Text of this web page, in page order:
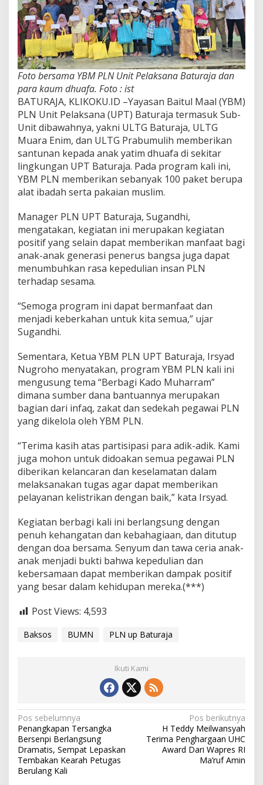
Foto bersama YBM PLN Unit Pelaksana Baturaja dan
para kaum dhuafa. Foto : ist
BATURAJA, KLIKOKU.ID –Yayasan Baitul Maal (YBM)
PLN Unit Pelaksana (UPT) Baturaja termasuk Sub-
Unit dibawahnya, yakni ULTG Baturaja, ULTG
Muara Enim, dan ULTG Prabumulih memberikan
santunan kepada anak yatim dhuafa di sekitar
lingkungan UPT Baturaja. Pada program kali ini,
YBM PLN memberikan sebanyak 100 paket berupa
alat ibadah serta pakaian muslim.
Manager PLN UPT Baturaja, Sugandhi,
mengatakan, kegiatan ini merupakan kegiatan
positif yang selain dapat memberikan manfaat bagi
anak-anak generasi penerus bangsa juga dapat
menumbuhkan rasa kepedulian insan PLN
terhadap sesama.
“Semoga program ini dapat bermanfaat dan
menjadi keberkahan untuk kita semua,” ujar
Sugandhi.
Sementara, Ketua YBM PLN UPT Baturaja, Irsyad
Nugroho menyatakan, program YBM PLN kali ini
mengusung tema “Berbagi Kado Muharram”
dimana sumber dana bantuannya merupakan
bagian dari infaq, zakat dan sedekah pegawai PLN
yang dikelola oleh YBM PLN.
“Terima kasih atas partisipasi para adik-adik. Kami
juga mohon untuk didoakan semua pegawai PLN
diberikan kelancaran dan keselamatan dalam
melaksanakan tugas agar dapat memberikan
pelayanan kelistrikan dengan baik,” kata Irsyad.
Kegiatan berbagi kali ini berlangsung dengan
penuh kehangatan dan kebahagiaan, dan ditutup
dengan doa bersama. Senyum dan tawa ceria anak-
anak menjadi bukti bahwa kepedulian dan
kebersamaan dapat memberikan dampak positif
yang besar dalam kehidupan mereka.(***)
Post Views: 4,593
Baksos BUMN PLN up Baturaja
Ikuti Kami
Navigasi
pos
Pos sebelumnya
Penangkapan Tersangka
Bersenpi Berlangsung
Dramatis, Sempat Lepaskan
Tembakan Kearah Petugas
Berulang Kali
Pos berikutnya
H Teddy Meilwansyah
Terima Penghargaan UHC
Award Dari Wapres RI
Ma’ruf Amin